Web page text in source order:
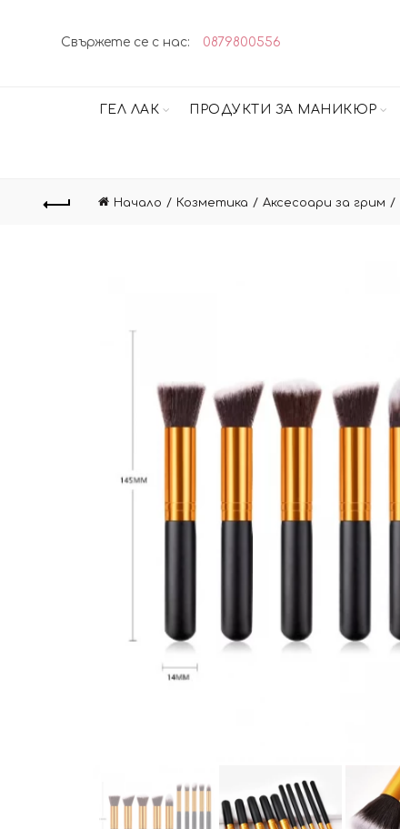
Свържете се с нас: 0879800556
ГЕЛ ЛАК ПРОДУКТИ ЗА МАНИКЮР
Начало Козметика Аксесоари за грим